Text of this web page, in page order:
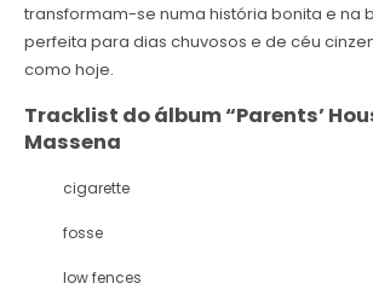
transformam-se numa história bonita e na
perfeita para dias chuvosos e de céu
como hoje.
Tracklist do álbum “Parents’
Massena
cigarette
fosse
low fences